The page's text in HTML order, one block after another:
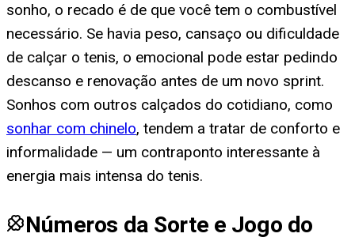
sonho, o recado é de que você tem o combustível
necessário. Se havia peso, cansaço ou dificuldade
de calçar o tenis, o emocional pode estar pedindo
descanso e renovação antes de um novo sprint.
Sonhos com outros calçados do cotidiano, como
sonhar com chinelo, tendem a tratar de conforto e
informalidade — um contraponto interessante à
energia mais intensa do tenis.
Números da Sorte e Jogo do